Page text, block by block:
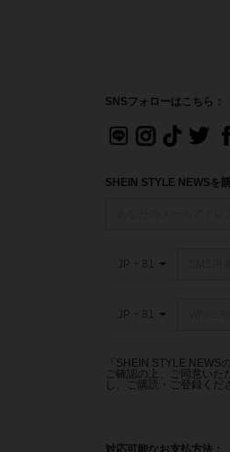
SNSフォローはこちら：
SHEIN STYLE NEWSを
JP + 81
JP + 81
「SHEIN STYLE NEWS
ご確認の上、ご同意いた
し、ご購読・ご登録くだ